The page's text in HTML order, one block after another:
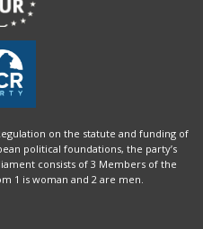
on the statute and funding of
political foundations, the party’s
consists of 3 Members of the
1 is woman and 2 are men.